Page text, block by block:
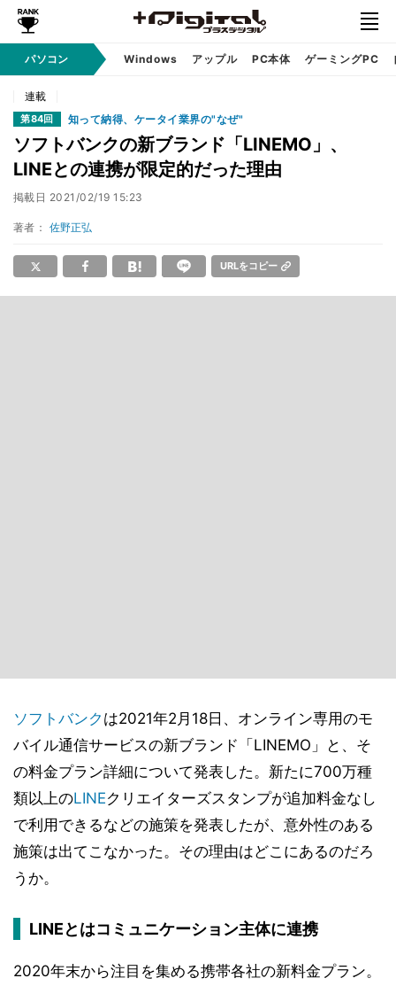
パソコン Windows アップル PC本体 ゲーミングPC
連載
第84回 知って納得、ケータイ業界の"なぜ"
ソフトバンクの新ブランド「LINEMO」、
LINEとの連携が限定的だった理由
掲載日 2021/02/19 15:23
著者： 佐野正弘
URLをコピー
ソフトバンク は2021年2月18日、オンライン専用のモ
バイル通信サービスの新ブランド「LINEMO」と、そ
の料金プラン詳細について発表した。新たに700万種
類以上のLINEクリエイターズスタンプが追加料金なし
で利用できるなどの施策を発表したが、意外性のある
施策は出てこなかった。その理由はどこにあるのだろ
うか。
LINEとはコミュニケーション主体に連携
2020年末から注目を集める携帯各社の新料金プラン。